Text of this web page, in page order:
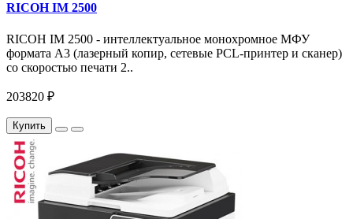
RICOH IM 2500
RICOH IM 2500 - интеллектуальное монохромное МФУ
формата А3 (лазерный копир, сетевые PCL-принтер и сканер)
со скоростью печати 2..
203820 ₽
Купить